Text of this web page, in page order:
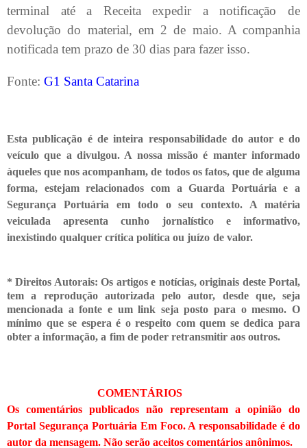
terminal até a Receita expedir a notificação de
devolução do material, em 2 de maio. A companhia
notificada tem prazo de 30 dias para fazer isso.
Fonte: G1 Santa Catarina
Esta publicação é de inteira responsabilidade do autor e do
veículo que a divulgou. A nossa missão é manter informado
àqueles que nos acompanham, de todos os fatos, que de alguma
forma, estejam relacionados com a Guarda Portuária e a
Segurança Portuária em todo o seu contexto. A matéria
veiculada apresenta cunho jornalístico e informativo,
inexistindo qualquer críticapolítica ou juízo de valor.
* Direitos Autorais: Os artigos e notícias, originais deste Portal,
tem a reprodução autorizada pelo autor, desde que, seja
mencionada a fonte e um link seja posto para o mesmo. O
mínimo que se espera é o respeito com quem se dedica para
obter a informação, a fim de poder retransmitiraos outros.
COMENTÁRIOS
Os comentários publicados não representam a opinião do
Portal Segurança Portuária Em Foco. A responsabilidade é do
autor da mensagem. Não serão aceitos comentários anônimos.